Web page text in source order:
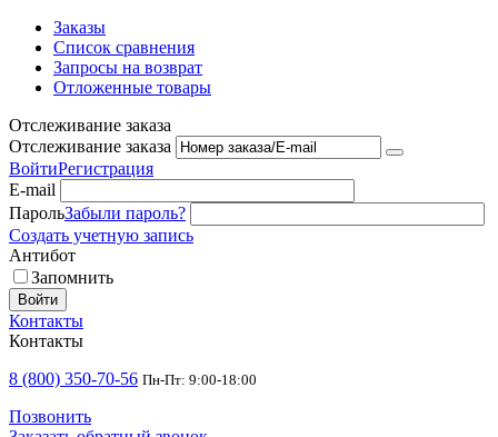
Заказы
Список сравнения
Запросы на возврат
Отложенные товары
Отслеживание заказа
Отслеживание заказа
ВойтиРегистрация
E-mail
ПарольЗабыли пароль?
Создать учетную запись
Антибот
Запомнить
Войти
Контакты
Контакты
8 (800) 350-70-56 Пн-Пт: 9:00-18:00
Позвонить